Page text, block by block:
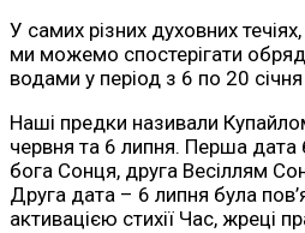
У самих різних духовних
ми можемо спостерігати
водами у період з 6 по 20
Наші предки називали
червня та 6 липня. Перша
бога Сонця, друга Весіллям
Друга дата – 6 липня була
активацією стихії Час, жреці